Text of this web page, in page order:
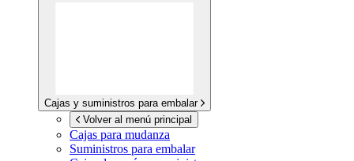
Cajas y suministros para embalar
Volver al menú principal
Cajas para mudanza
Suministros para embalar